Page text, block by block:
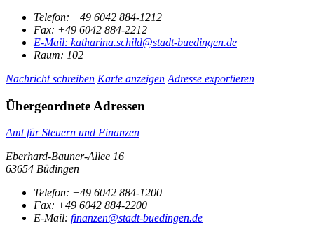
Telefon: +49 6042 884-1212
Fax: +49 6042 884-2212
E-Mail: katharina.schild@stadt-buedingen.de
Raum: 102
Nachricht schreiben Karte anzeigen Adresse exportieren
Übergeordnete Adressen
Amt für Steuern und Finanzen
Eberhard-Bauner-Allee 16
63654 Büdingen
Telefon: +49 6042 884-1200
Fax: +49 6042 884-2200
E-Mail: finanzen@stadt-buedingen.de